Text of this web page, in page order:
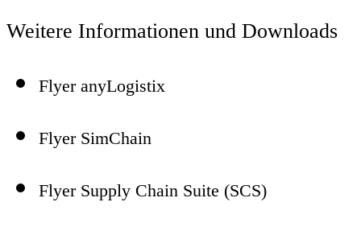
Weitere Informationen und Downloads
Flyer anyLogistix
Flyer SimChain
Flyer Supply Chain Suite (SCS)